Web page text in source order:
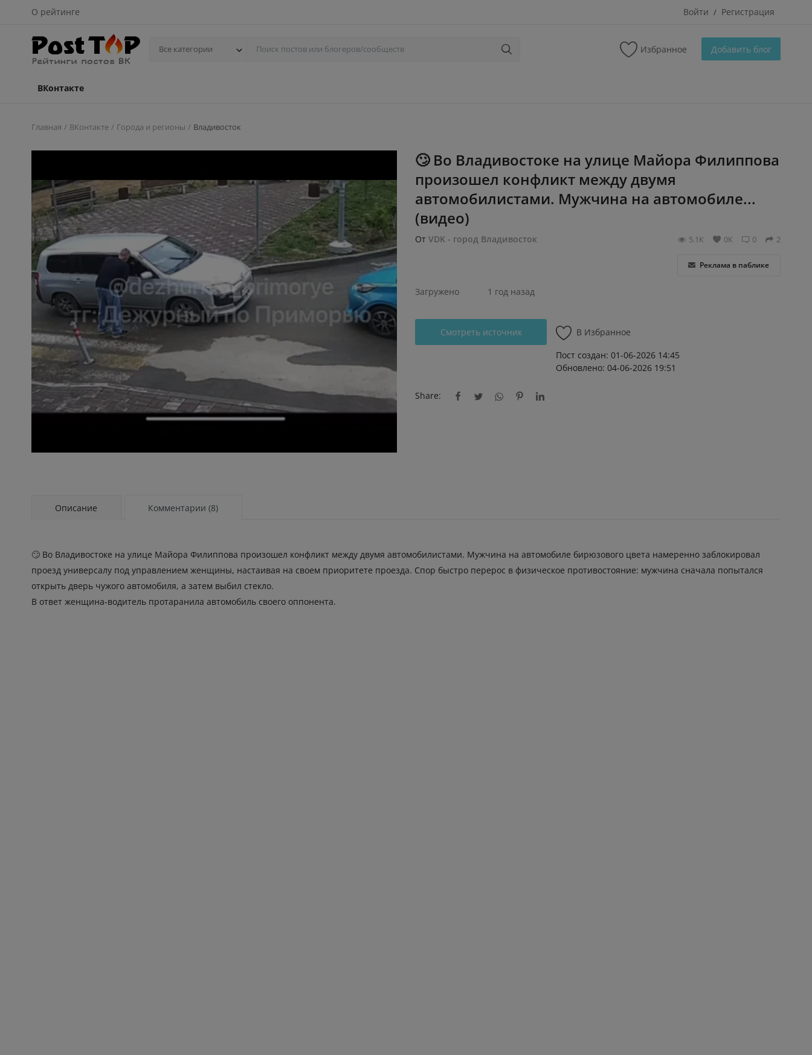
О рейтинге Войти / Регистрация
Все категории Избранное Добавить блог
ВКонтакте
Главная ВКонтакте Города и регионы Владивосток
🙄 Во Владивостоке на улице Майора Филиппова
произошел конфликт между двумя
автомобилистами. Мужчина на автомобиле...
(видео)
От VDK - город Владивосток 2
0
0К
5.1К
Реклама в паблике
Загружено 1 год назад
Смотреть источник
В Избранное
Пост создан: 01-06-2026 14:45
Обновлено: 04-06-2026 19:51
Share:
Описание Комментарии (8)
🙄 Во Владивостоке на улице Майора Филиппова произошел конфликт между двумя автомобилистами. Мужчина на автомобиле бирюзового цвета намеренно заблокировал
проезд универсалу под управлением женщины, настаивая на своем приоритете проезда. Спор быстро перерос в физическое противостояние: мужчина сначала попытался
открыть дверь чужого автомобиля, а затем выбил стекло.
В ответ женщина-водитель протаранила автомобиль своего оппонента.